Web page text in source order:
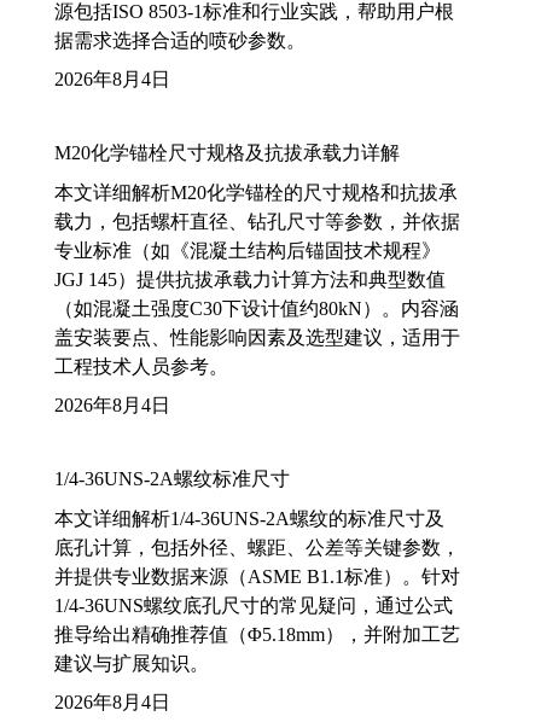
源包括ISO 8503-1标准和行业实践，帮助用户根
据需求选择合适的喷砂参数。
2026年8月4日
M20化学锚栓尺寸规格及抗拔承载力详解
本文详细解析M20化学锚栓的尺寸规格和抗拔承
载力，包括螺杆直径、钻孔尺寸等参数，并依据
专业标准（如《混凝土结构后锚固技术规程》
JGJ 145）提供抗拔承载力计算方法和典型数值
（如混凝土强度C30下设计值约80kN）。内容涵
盖安装要点、性能影响因素及选型建议，适用于
工程技术人员参考。
2026年8月4日
1/4-36UNS-2A螺纹标准尺寸
本文详细解析1/4-36UNS-2A螺纹的标准尺寸及
底孔计算，包括外径、螺距、公差等关键参数，
并提供专业数据来源（ASME B1.1标准）。针对
1/4-36UNS螺纹底孔尺寸的常见疑问，通过公式
推导给出精确推荐值（Φ5.18mm），并附加工艺
建议与扩展知识。
2026年8月4日